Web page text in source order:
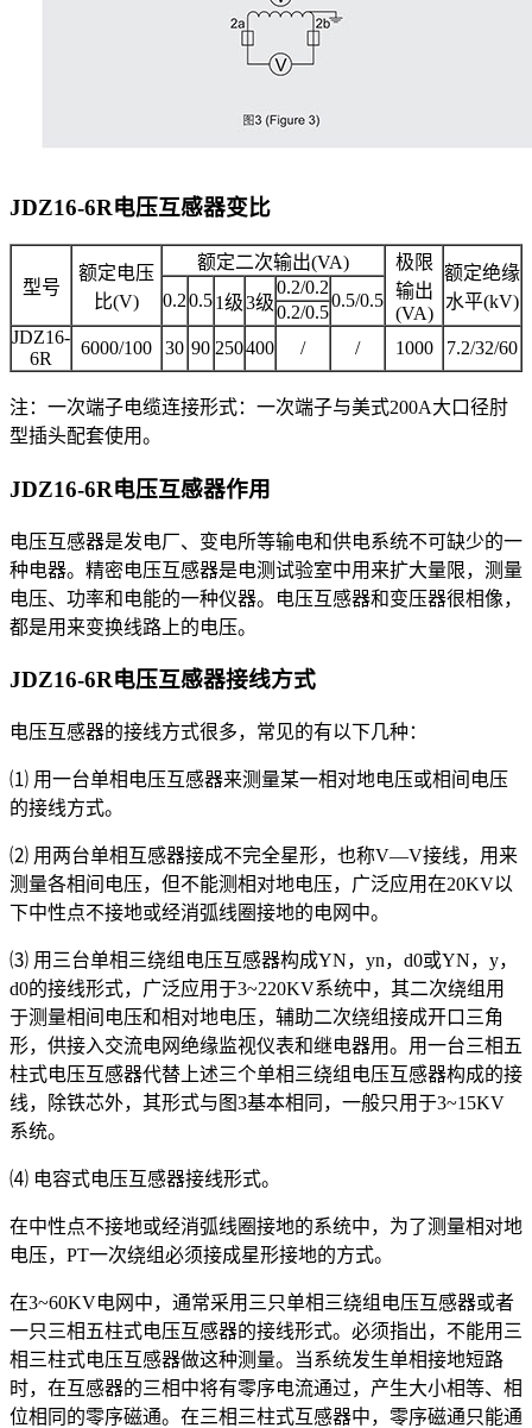
JDZ16-6R电压互感器变比
型号
额定电压
比(V)
额定二次输出(VA)
极限
输出
(VA)
额定绝缘
水平(kV)
0.20.51级3级
0.2/0.2
0.5/0.5
0.2/0.5
JDZ16-
6R
6000/100 30 90 250400 / / 1000 7.2/32/60
注：一次端子电缆连接形式：一次端子与美式200A大口径肘
型插头配套使用。
JDZ16-6R电压互感器作用
电压互感器是发电厂、变电所等输电和供电系统不可缺少的一
种电器。精密电压互感器是电测试验室中用来扩大量限，测量
电压、功率和电能的一种仪器。电压互感器和变压器很相像，
都是用来变换线路上的电压。
JDZ16-6R电压互感器接线方式
电压互感器的接线方式很多，常见的有以下几种：
⑴ 用一台单相电压互感器来测量某一相对地电压或相间电压
的接线方式。
⑵ 用两台单相互感器接成不完全星形，也称V—V接线，用来
测量各相间电压，但不能测相对地电压，广泛应用在20KV以
下中性点不接地或经消弧线圈接地的电网中。
⑶ 用三台单相三绕组电压互感器构成YN，yn，d0或YN，y，
d0的接线形式，广泛应用于3~220KV系统中，其二次绕组用
于测量相间电压和相对地电压，辅助二次绕组接成开口三角
形，供接入交流电网绝缘监视仪表和继电器用。用一台三相五
柱式电压互感器代替上述三个单相三绕组电压互感器构成的接
线，除铁芯外，其形式与图3基本相同，一般只用于3~15KV
系统。
⑷ 电容式电压互感器接线形式。
在中性点不接地或经消弧线圈接地的系统中，为了测量相对地
电压，PT一次绕组必须接成星形接地的方式。
在3~60KV电网中，通常采用三只单相三绕组电压互感器或者
一只三相五柱式电压互感器的接线形式。必须指出，不能用三
相三柱式电压互感器做这种测量。当系统发生单相接地短路
时，在互感器的三相中将有零序电流通过，产生大小相等、相
位相同的零序磁通。在三相三柱式互感器中，零序磁通只能通